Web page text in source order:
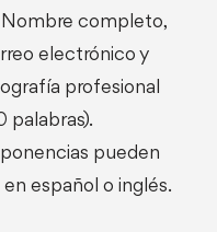
Nombre completo,
electrónico y
profesional
palabras).
ponencias pueden
español o inglés.